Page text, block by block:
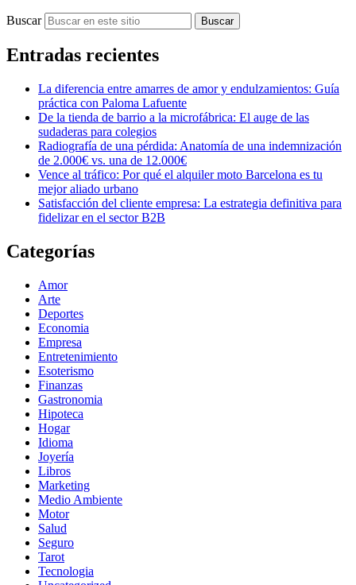
Buscar Buscar
Entradas recientes
La diferencia entre amarres de amor y endulzamientos: Guía
práctica con Paloma Lafuente
De la tienda de barrio a la microfábrica: El auge de las
sudaderas para colegios
Radiografía de una pérdida: Anatomía de una indemnización
de 2.000€ vs. una de 12.000€
Vence al tráfico: Por qué el alquiler moto Barcelona es tu
mejor aliado urbano
Satisfacción del cliente empresa: La estrategia definitiva para
fidelizar en el sector B2B
Categorías
Amor
Arte
Deportes
Economia
Empresa
Entretenimiento
Esoterismo
Finanzas
Gastronomia
Hipoteca
Hogar
Idioma
Joyería
Libros
Marketing
Medio Ambiente
Motor
Salud
Seguro
Tarot
Tecnologia